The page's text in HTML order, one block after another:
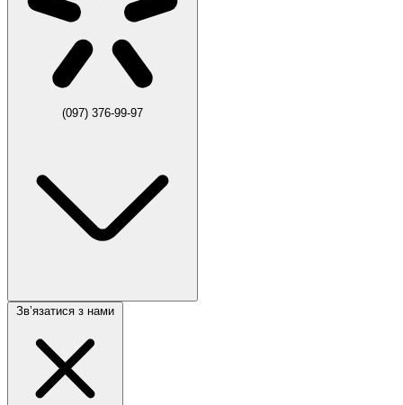
(097) 376-99-97
Звʼязатися з нами